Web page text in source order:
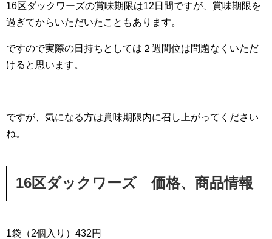
16区ダックワーズの賞味期限は12日間ですが、賞味期限を
過ぎてからいただいたこともあります。
ですので実際の日持ちとしては２週間位は問題なくいただ
けると思います。
ですが、気になる方は賞味期限内に召し上がってください
ね。
16区ダックワーズ 価格、商品情報
1袋（2個入り）432円